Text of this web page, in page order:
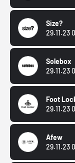
Size?
29.11.23
Solebox
29.11.23
Foot
29.11.23
Afew
29.11.23